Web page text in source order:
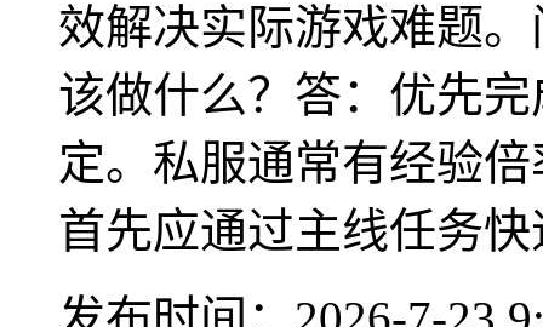
效解决实际游戏难题
该做什么？答：优先
定。私服通常有经验
首先应通过主线任务